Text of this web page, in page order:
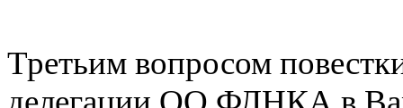
Третьим вопросом